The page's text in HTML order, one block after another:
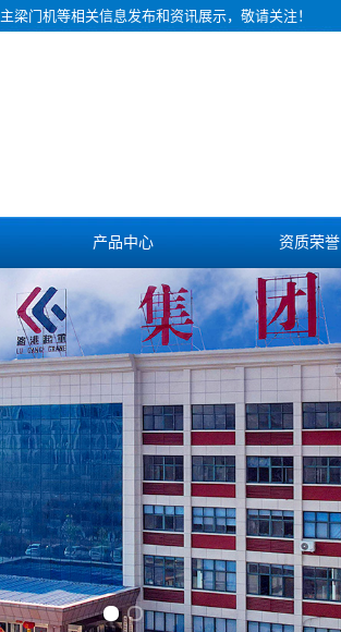
梁门机等相关信息发布和资讯展示，敬请关注！
产品中心 资质荣誉